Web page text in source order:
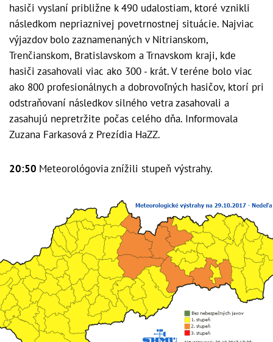
hasiči vyslaní približne k 490 udalostiam, ktoré vznikli
následkom nepriaznivej povetrnostnej situácie. Najviac
výjazdov bolo zaznamenaných v Nitrianskom,
Trenčianskom, Bratislavskom a Trnavskom kraji, kde
hasiči zasahovali viac ako 300 - krát. V teréne bolo viac
ako 800 profesionálnych a dobrovoľných hasičov, ktorí pri
odstraňovaní následkov silného vetra zasahovali a
zasahujú nepretržite počas celého dňa. Informovala
Zuzana Farkasová z Prezídia HaZZ.
20:50 Meteorológovia znížili stupeň výstrahy.